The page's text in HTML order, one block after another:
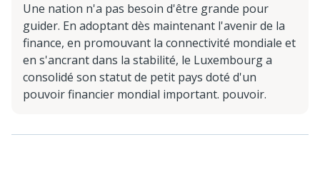
Une nation n'a pas besoin d'être grande pour
guider. En adoptant dès maintenant l'avenir de la
finance, en promouvant la connectivité mondiale et
en s'ancrant dans la stabilité, le Luxembourg a
consolidé son statut de petit pays doté d'un
pouvoir financier mondial important. pouvoir.